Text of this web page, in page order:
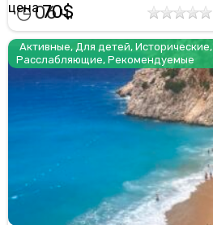
06
70
Активные, Для детей, Исторические,
Расслабляющие, Рекомендуемые